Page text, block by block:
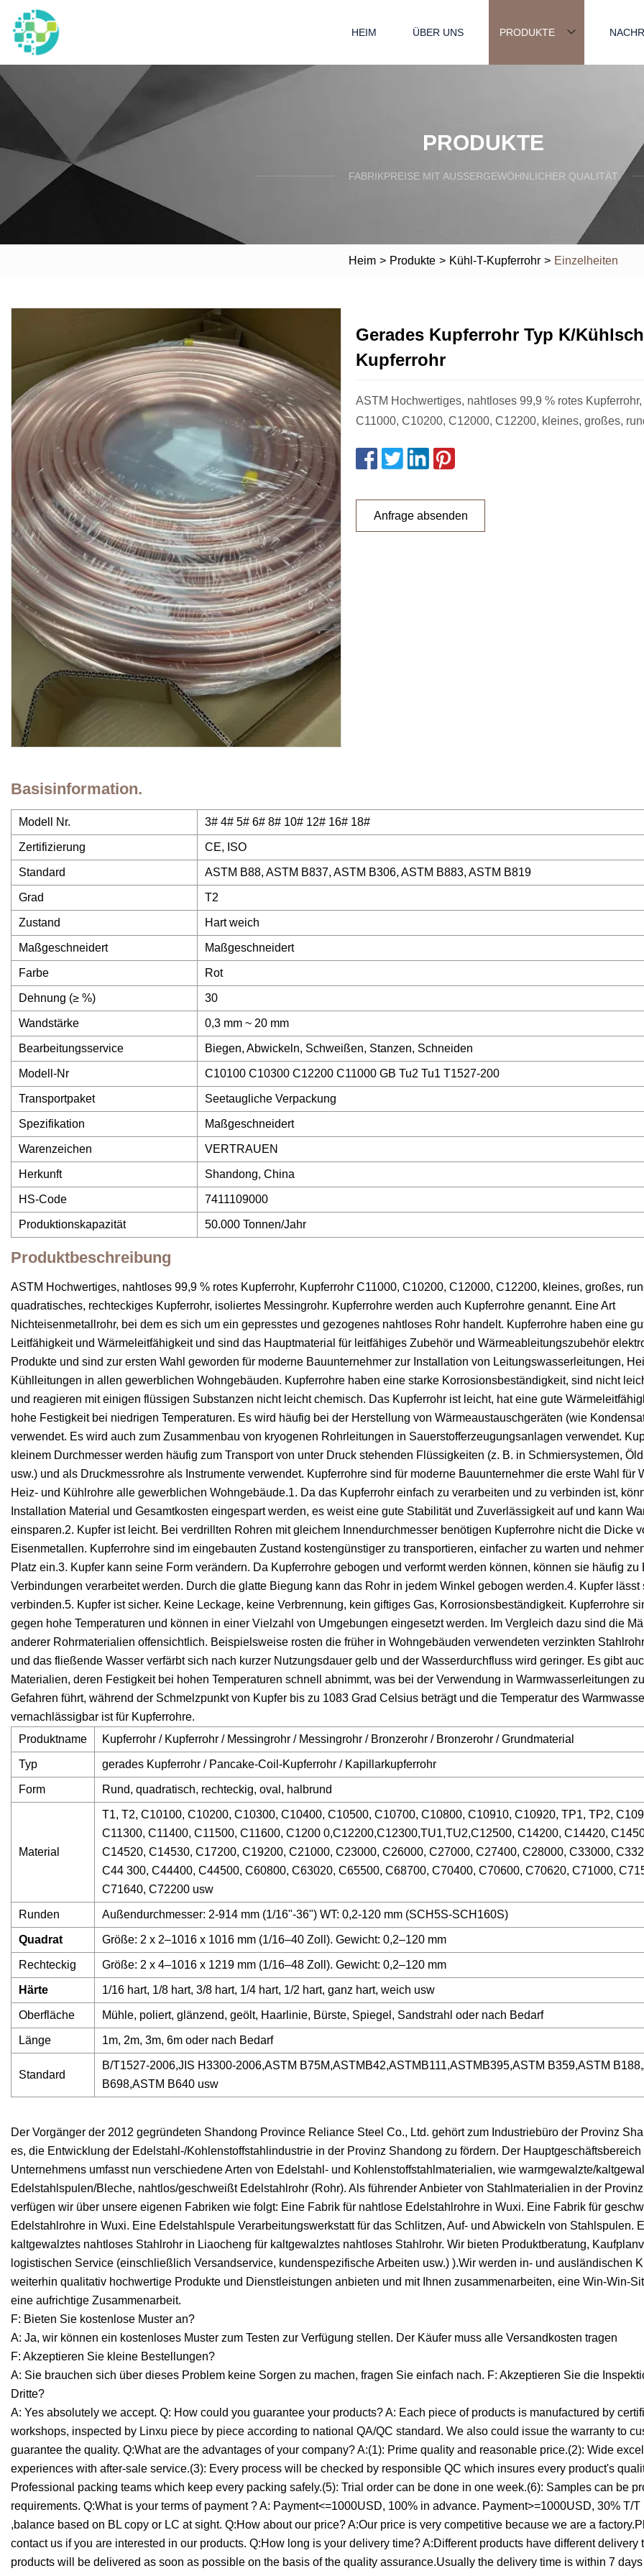
HEIM ÜBER UNS PRODUKTE
PRODUKTE
FABRIKPREISE MIT AUSSERGEWÖHNLICHER QUALITÄT
Heim > Produkte > Kühl-T-Kupferrohr > Einzelheiten
Gerades Kupferrohr Typ K/
Kupferrohr
ASTM Hochwertiges, nahtloses 99,9 % rotes
C11000, C10200, C12000, C12200, kleines, großes,
Anfrage absenden
Basisinformation.
Modell Nr. 3# 4# 5# 6# 8# 10# 12# 16# 18#
Zertifizierung CE, ISO
Standard ASTM B88, ASTM B837, ASTM B306, ASTM B883, ASTM B819
Grad T2
Zustand Hart weich
Maßgeschneidert Maßgeschneidert
Farbe Rot
Dehnung (≥ %) 30
Wandstärke 0,3 mm ~ 20 mm
Bearbeitungsservice Biegen, Abwickeln, Schweißen, Stanzen, Schneiden
Modell-Nr C10100 C10300 C12200 C11000 GB Tu2 Tu1 T1527-200
Transportpaket Seetaugliche Verpackung
Spezifikation Maßgeschneidert
Warenzeichen VERTRAUEN
Herkunft Shandong, China
HS-Code 7411109000
Produktionskapazität 50.000 Tonnen/Jahr
Produktbeschreibung
ASTM Hochwertiges, nahtloses 99,9 % rotes Kupferrohr, Kupferrohr C11000, C10200, C12000, C12200, kleines, großes,
quadratisches, rechteckiges Kupferrohr, isoliertes Messingrohr. Kupferrohre werden auch Kupferrohre genannt. Eine Art
Nichteisenmetallrohr, bei dem es sich um ein gepresstes und gezogenes nahtloses Rohr handelt. Kupferrohre haben eine
Leitfähigkeit und Wärmeleitfähigkeit und sind das Hauptmaterial für leitfähiges Zubehör und Wärmeableitungszubehör
Produkte und sind zur ersten Wahl geworden für moderne Bauunternehmer zur Installation von Leitungswasserleitungen,
Kühlleitungen in allen gewerblichen Wohngebäuden. Kupferrohre haben eine starke Korrosionsbeständigkeit, sind nicht
und reagieren mit einigen flüssigen Substanzen nicht leicht chemisch. Das Kupferrohr ist leicht, hat eine gute
hohe Festigkeit bei niedrigen Temperaturen. Es wird häufig bei der Herstellung von Wärmeaustauschgeräten (wie
verwendet. Es wird auch zum Zusammenbau von kryogenen Rohrleitungen in Sauerstofferzeugungsanlagen verwendet.
kleinem Durchmesser werden häufig zum Transport von unter Druck stehenden Flüssigkeiten (z. B. in Schmiersystemen,
usw.) und als Druckmessrohre als Instrumente verwendet. Kupferrohre sind für moderne Bauunternehmer die erste Wahl für
Heiz- und Kühlrohre alle gewerblichen Wohngebäude.1. Da das Kupferrohr einfach zu verarbeiten und zu verbinden ist,
Installation Material und Gesamtkosten eingespart werden, es weist eine gute Stabilität und Zuverlässigkeit auf und kann
einsparen.2. Kupfer ist leicht. Bei verdrillten Rohren mit gleichem Innendurchmesser benötigen Kupferrohre nicht die Dicke
Eisenmetallen. Kupferrohre sind im eingebauten Zustand kostengünstiger zu transportieren, einfacher zu warten und
Platz ein.3. Kupfer kann seine Form verändern. Da Kupferrohre gebogen und verformt werden können, können sie häufig zu
Verbindungen verarbeitet werden. Durch die glatte Biegung kann das Rohr in jedem Winkel gebogen werden.4. Kupfer lässt
verbinden.5. Kupfer ist sicher. Keine Leckage, keine Verbrennung, kein giftiges Gas, Korrosionsbeständigkeit. Kupferrohre
gegen hohe Temperaturen und können in einer Vielzahl von Umgebungen eingesetzt werden. Im Vergleich dazu sind die
anderer Rohrmaterialien offensichtlich. Beispielsweise rosten die früher in Wohngebäuden verwendeten verzinkten
und das fließende Wasser verfärbt sich nach kurzer Nutzungsdauer gelb und der Wasserdurchfluss wird geringer. Es gibt
Materialien, deren Festigkeit bei hohen Temperaturen schnell abnimmt, was bei der Verwendung in Warmwasserleitungen
Gefahren führt, während der Schmelzpunkt von Kupfer bis zu 1083 Grad Celsius beträgt und die Temperatur des
vernachlässigbar ist für Kupferrohre.
Produktname
Kupferrohr / Kupferrohr / Messingrohr / Messingrohr / Bronzerohr / Bronzerohr / Grundmaterial
Typ gerades Kupferrohr / Pancake-Coil-Kupferrohr / Kapillarkupferrohr
Form Rund, quadratisch, rechteckig, oval, halbrund
Material
T1, T2, C10100, C10200, C10300, C10400, C10500, C10700, C10800, C10910, C10920, TP1, TP2,
C11300, C11400, C11500, C11600, C1200 0,C12200,C12300,TU1,TU2,C12500, C14200, C14420,
C14520, C14530, C17200, C19200, C21000, C23000, C26000, C27000, C27400, C28000, C33000,
C44 300, C44400, C44500, C60800, C63020, C65500, C68700, C70400, C70600, C70620, C71000,
C71640, C72200 usw
Runden Außendurchmesser: 2-914 mm (1/16"-36") WT: 0,2-120 mm (SCH5S-SCH160S)
Quadrat Größe: 2 x 2–1016 x 1016 mm (1/16–40 Zoll). Gewicht: 0,2–120 mm
Rechteckig Größe: 2 x 4–1016 x 1219 mm (1/16–48 Zoll). Gewicht: 0,2–120 mm
Härte 1/16 hart, 1/8 hart, 3/8 hart, 1/4 hart, 1/2 hart, ganz hart, weich usw
Oberfläche Mühle, poliert, glänzend, geölt, Haarlinie, Bürste, Spiegel, Sandstrahl oder nach Bedarf
Länge 1m, 2m, 3m, 6m oder nach Bedarf
Standard
B/T1527-2006,JIS H3300-2006,ASTM B75M,ASTMB42,ASTMB111,ASTMB395,ASTM B359,ASTM
B698,ASTM B640 usw
Der Vorgänger der 2012 gegründeten Shandong Province Reliance Steel Co., Ltd. gehört zum Industriebüro der Provinz
es, die Entwicklung der Edelstahl-/Kohlenstoffstahlindustrie in der Provinz Shandong zu fördern. Der Hauptgeschäftsbereich
Unternehmens umfasst nun verschiedene Arten von Edelstahl- und Kohlenstoffstahlmaterialien, wie warmgewalzte/
Edelstahlspulen/Bleche, nahtlos/geschweißt Edelstahlrohr (Rohr). Als führender Anbieter von Stahlmaterialien in der
verfügen wir über unsere eigenen Fabriken wie folgt: Eine Fabrik für nahtlose Edelstahlrohre in Wuxi. Eine Fabrik für
Edelstahlrohre in Wuxi. Eine Edelstahlspule Verarbeitungswerkstatt für das Schlitzen, Auf- und Abwickeln von Stahlspulen.
kaltgewalztes nahtloses Stahlrohr in Liaocheng für kaltgewalztes nahtloses Stahlrohr. Wir bieten Produktberatung,
logistischen Service (einschließlich Versandservice, kundenspezifische Arbeiten usw.) ).Wir werden in- und ausländischen
weiterhin qualitativ hochwertige Produkte und Dienstleistungen anbieten und mit Ihnen zusammenarbeiten, eine Win-Win-
eine aufrichtige Zusammenarbeit.
F: Bieten Sie kostenlose Muster an?
A: Ja, wir können ein kostenloses Muster zum Testen zur Verfügung stellen. Der Käufer muss alle Versandkosten tragen
F: Akzeptieren Sie kleine Bestellungen?
A: Sie brauchen sich über dieses Problem keine Sorgen zu machen, fragen Sie einfach nach. F: Akzeptieren Sie die
Dritte?
A: Yes absolutely we accept. Q: How could you guarantee your products? A: Each piece of products is manufactured by
workshops, inspected by Linxu piece by piece according to national QA/QC standard. We also could issue the warranty to
guarantee the quality. Q:What are the advantages of your company? A:(1): Prime quality and reasonable price.(2): Wide
experiences with after-sale service.(3): Every process will be checked by responsible QC which insures every product's
Professional packing teams which keep every packing safely.(5): Trial order can be done in one week.(6): Samples can be
requirements. Q:What is your terms of payment ? A: Payment<=1000USD, 100% in advance. Payment>=1000USD, 30% T/
,balance based on BL copy or LC at sight. Q:How about our price? A:Our price is very competitive because we are a
contact us if you are interested in our products. Q:How long is your delivery time? A:Different products have different delivery
products will be delivered as soon as possible on the basis of the quality assurance.Usually the delivery time is within 7